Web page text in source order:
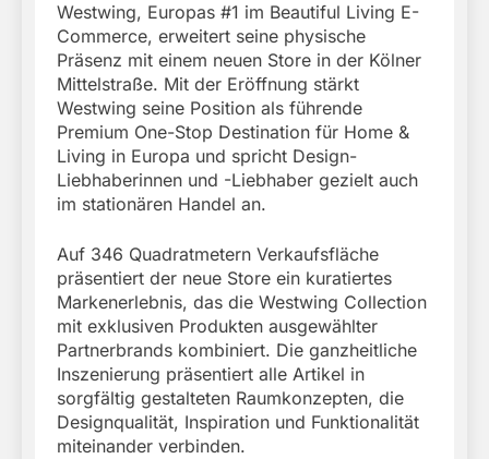
Westwing, Europas #1 im Beautiful Living E-
Commerce, erweitert seine physische
Präsenz mit einem neuen Store in der Kölner
Mittelstraße. Mit der Eröffnung stärkt
Westwing seine Position als führende
Premium One-Stop Destination für Home &
Living in Europa und spricht Design-
Liebhaberinnen und -Liebhaber gezielt auch
im stationären Handel an.
Auf 346 Quadratmetern Verkaufsfläche
präsentiert der neue Store ein kuratiertes
Markenerlebnis, das die Westwing Collection
mit exklusiven Produkten ausgewählter
Partnerbrands kombiniert. Die ganzheitliche
Inszenierung präsentiert alle Artikel in
sorgfältig gestalteten Raumkonzepten, die
Designqualität, Inspiration und Funktionalität
miteinander verbinden.